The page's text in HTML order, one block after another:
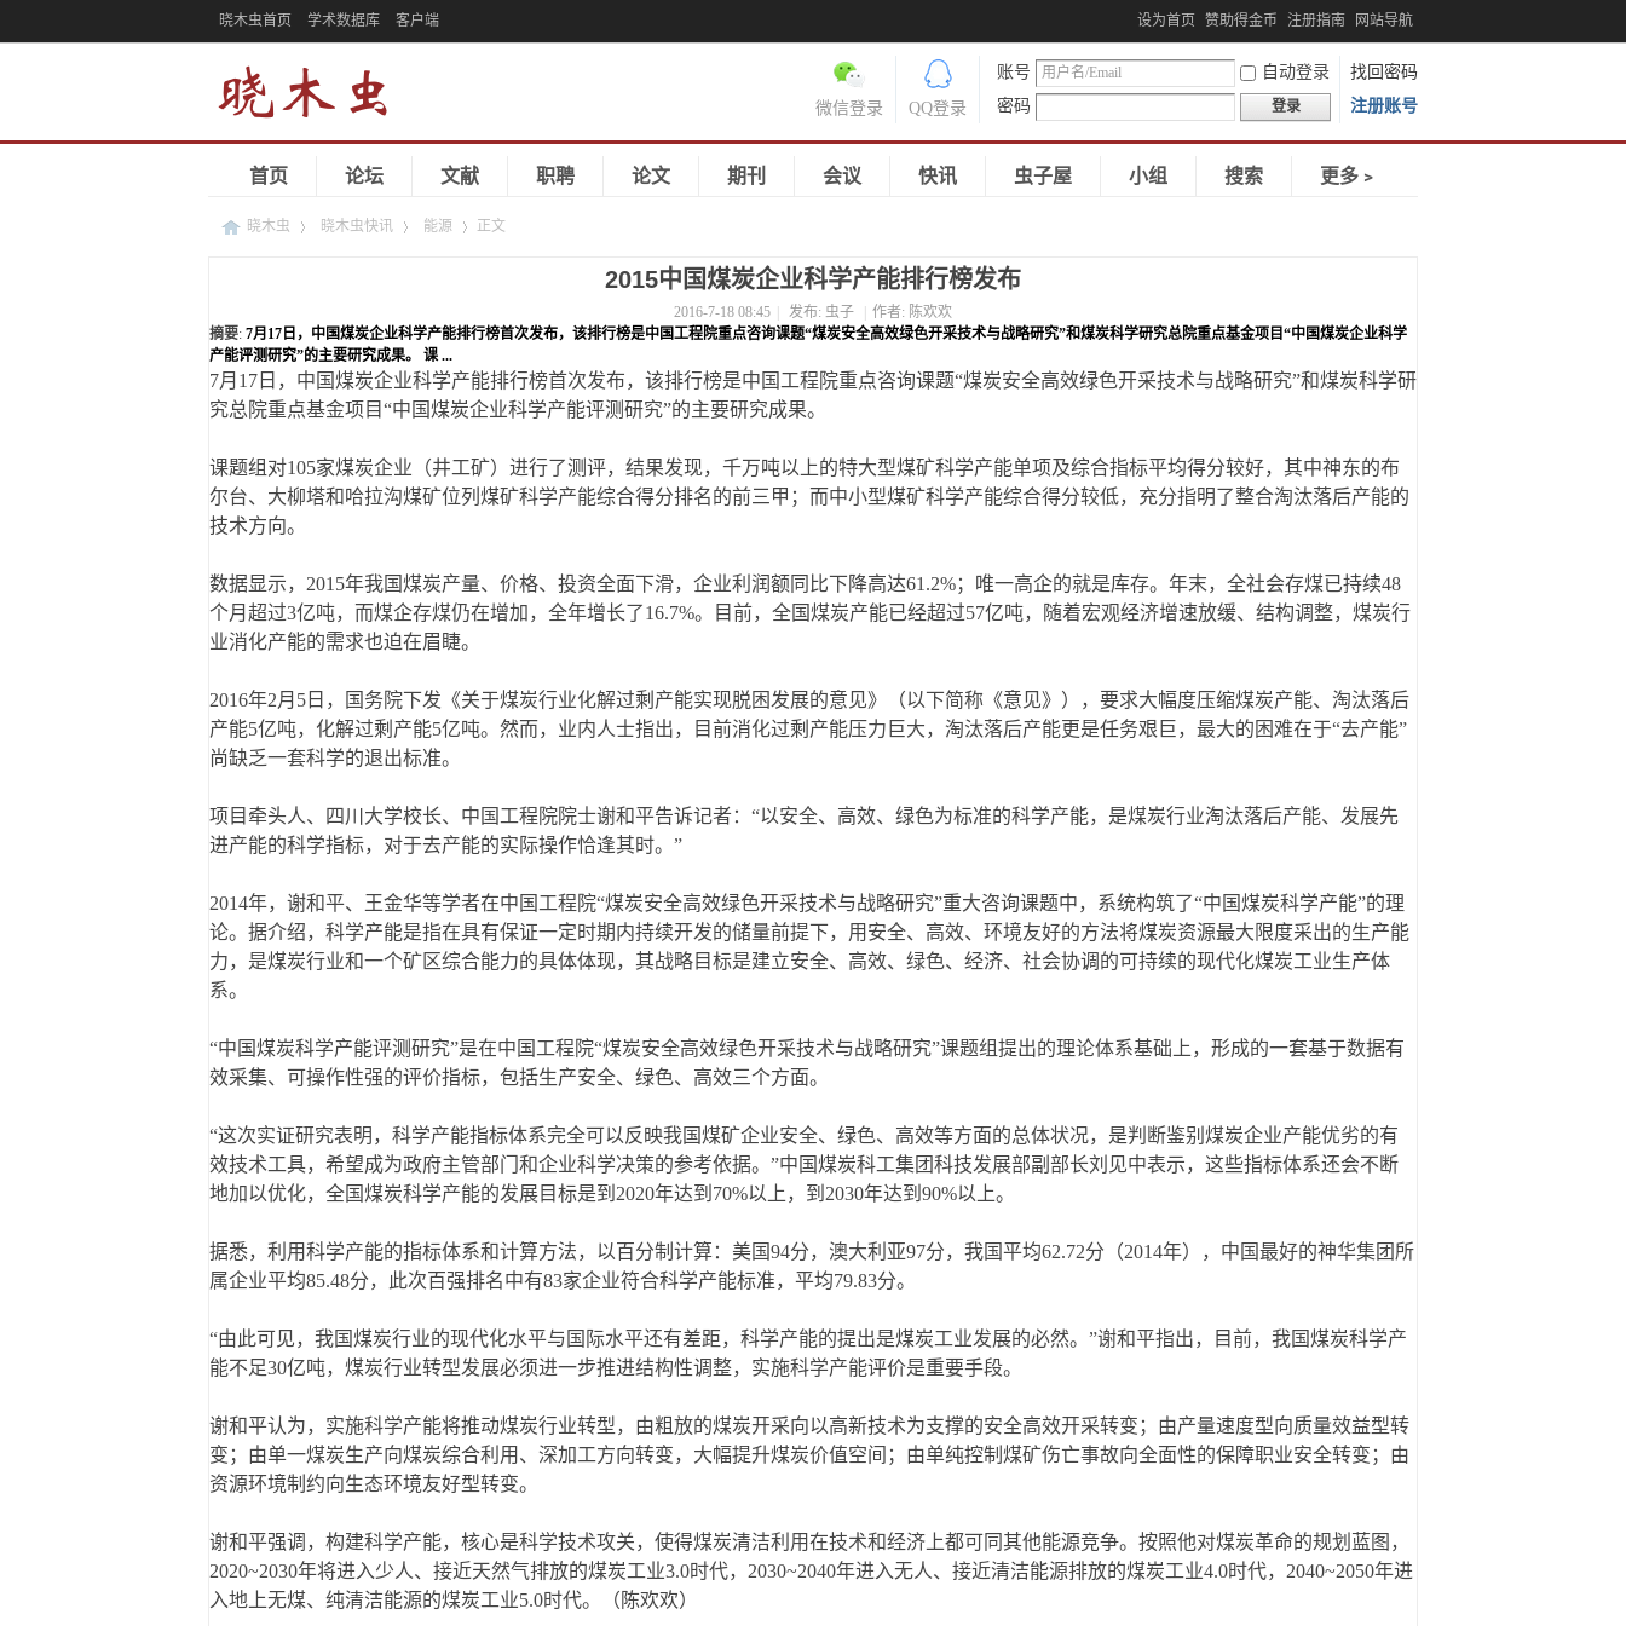
晓木虫首页 学术数据库 客户端 设为首页 赞助得金币 注册指南 网站导航
账号 自动登录
找回密码
密码
登录 注册账号
QQ登录
微信登录
首页 论坛 文献 职聘 论文 期刊 会议 快讯 虫子屋 小组 搜索 更多﹥
晓木虫
›
晓木虫快讯
›
能源
›
正文
2015中国煤炭企业科学产能排行榜发布
2016-7-18 08:45 发布: 虫子 作者: 陈欢欢
摘要: 7月17日，中国煤炭企业科学产能排行榜首次发布，该排行榜是中国工程院重点咨询课题“煤炭安全高效绿色开采技术与战略研究”和煤炭科学研究总院重点基金项目“中国煤炭企业科学
产能评测研究”的主要研究成果。 课 ...
7月17日，中国煤炭企业科学产能排行榜首次发布，该排行榜是中国工程院重点咨询课题“煤炭安全高效绿色开采技术与战略研究”和煤炭科学研
究总院重点基金项目“中国煤炭企业科学产能评测研究”的主要研究成果。
课题组对105家煤炭企业（井工矿）进行了测评，结果发现，千万吨以上的特大型煤矿科学产能单项及综合指标平均得分较好，其中神东的布
尔台、大柳塔和哈拉沟煤矿位列煤矿科学产能综合得分排名的前三甲；而中小型煤矿科学产能综合得分较低，充分指明了整合淘汰落后产能的
技术方向。
数据显示，2015年我国煤炭产量、价格、投资全面下滑，企业利润额同比下降高达61.2%；唯一高企的就是库存。年末，全社会存煤已持续48
个月超过3亿吨，而煤企存煤仍在增加，全年增长了16.7%。目前，全国煤炭产能已经超过57亿吨，随着宏观经济增速放缓、结构调整，煤炭行
业消化产能的需求也迫在眉睫。
2016年2月5日，国务院下发《关于煤炭行业化解过剩产能实现脱困发展的意见》（以下简称《意见》），要求大幅度压缩煤炭产能、淘汰落后
产能5亿吨，化解过剩产能5亿吨。然而，业内人士指出，目前消化过剩产能压力巨大，淘汰落后产能更是任务艰巨，最大的困难在于“去产能”
尚缺乏一套科学的退出标准。
项目牵头人、四川大学校长、中国工程院院士谢和平告诉记者：“以安全、高效、绿色为标准的科学产能，是煤炭行业淘汰落后产能、发展先
进产能的科学指标，对于去产能的实际操作恰逢其时。”
2014年，谢和平、王金华等学者在中国工程院“煤炭安全高效绿色开采技术与战略研究”重大咨询课题中，系统构筑了“中国煤炭科学产能”的理
论。据介绍，科学产能是指在具有保证一定时期内持续开发的储量前提下，用安全、高效、环境友好的方法将煤炭资源最大限度采出的生产能
力，是煤炭行业和一个矿区综合能力的具体体现，其战略目标是建立安全、高效、绿色、经济、社会协调的可持续的现代化煤炭工业生产体
系。
“中国煤炭科学产能评测研究”是在中国工程院“煤炭安全高效绿色开采技术与战略研究”课题组提出的理论体系基础上，形成的一套基于数据有
效采集、可操作性强的评价指标，包括生产安全、绿色、高效三个方面。
“这次实证研究表明，科学产能指标体系完全可以反映我国煤矿企业安全、绿色、高效等方面的总体状况，是判断鉴别煤炭企业产能优劣的有
效技术工具，希望成为政府主管部门和企业科学决策的参考依据。”中国煤炭科工集团科技发展部副部长刘见中表示，这些指标体系还会不断
地加以优化，全国煤炭科学产能的发展目标是到2020年达到70%以上，到2030年达到90%以上。
据悉，利用科学产能的指标体系和计算方法，以百分制计算：美国94分，澳大利亚97分，我国平均62.72分（2014年），中国最好的神华集团所
属企业平均85.48分，此次百强排名中有83家企业符合科学产能标准，平均79.83分。
“由此可见，我国煤炭行业的现代化水平与国际水平还有差距，科学产能的提出是煤炭工业发展的必然。”谢和平指出，目前，我国煤炭科学产
能不足30亿吨，煤炭行业转型发展必须进一步推进结构性调整，实施科学产能评价是重要手段。
谢和平认为，实施科学产能将推动煤炭行业转型，由粗放的煤炭开采向以高新技术为支撑的安全高效开采转变；由产量速度型向质量效益型转
变；由单一煤炭生产向煤炭综合利用、深加工方向转变，大幅提升煤炭价值空间；由单纯控制煤矿伤亡事故向全面性的保障职业安全转变；由
资源环境制约向生态环境友好型转变。
谢和平强调，构建科学产能，核心是科学技术攻关，使得煤炭清洁利用在技术和经济上都可同其他能源竞争。按照他对煤炭革命的规划蓝图，
2020~2030年将进入少人、接近天然气排放的煤炭工业3.0时代，2030~2040年进入无人、接近清洁能源排放的煤炭工业4.0时代，2040~2050年进
入地上无煤、纯清洁能源的煤炭工业5.0时代。（陈欢欢）